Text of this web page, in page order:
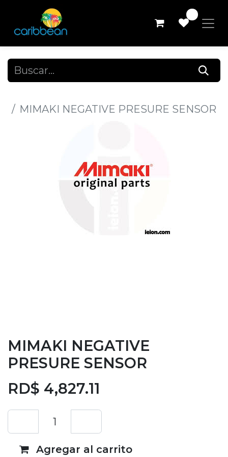
MIMAKI NEGATIVE PRESURE SENSOR
MIMAKI NEGATIVE
PRESURE SENSOR
RD$ 4,827.11
Agregar al carrito